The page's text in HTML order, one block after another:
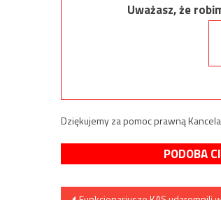
Uważasz, że
Dziękujemy za pomoc prawną
PODOBA